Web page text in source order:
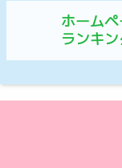
ホーム
ランキ